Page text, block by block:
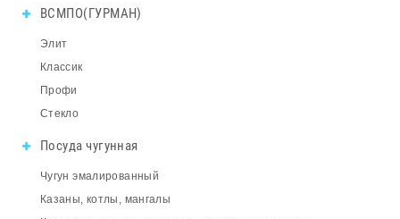
ВСМПО(ГУРМАН)
Элит
Классик
Профи
Стекло
Посуда чугунная
Чугун эмалированный
Казаны, котлы, мангалы